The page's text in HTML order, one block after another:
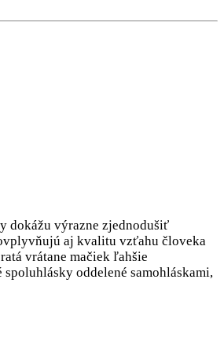
dokážu výrazne zjednodušiť
aj kvalitu vzťahu človeka
vrátane mačiek ľahšie
oddelené samohláskami,